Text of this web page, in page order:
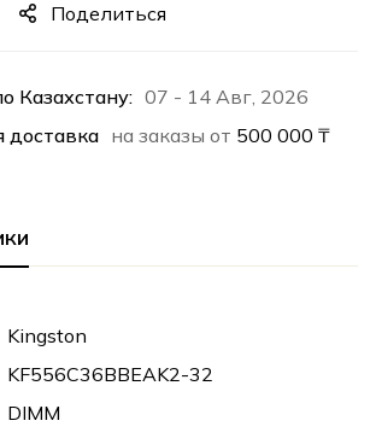
Поделиться
Казахстану: 07 - 14 Авг, 2026
доставка на заказы от 500 000 ₸
Kingston
KF556C36BBEAK2-32
DIMM